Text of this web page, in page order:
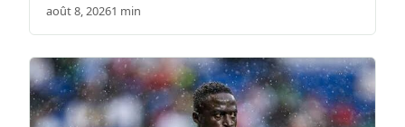
août 8, 20261 min